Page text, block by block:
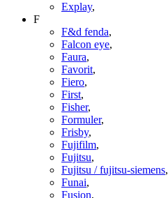
Explay,
F
F&d fenda,
Falcon eye,
Faura,
Favorit,
Fiero,
First,
Fisher,
Formuler,
Frisby,
Fujifilm,
Fujitsu,
Fujitsu / fujitsu-siemens,
Funai,
Fusion,